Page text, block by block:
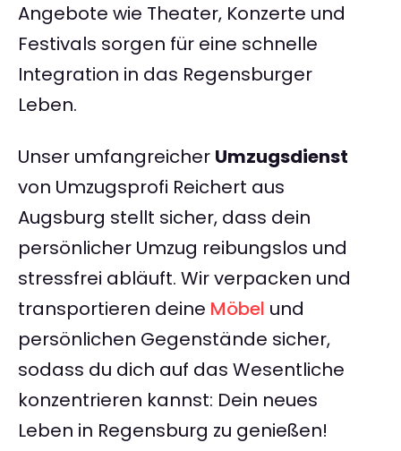
Angebote wie Theater, Konzerte und
Festivals sorgen für eine schnelle
Integration in das Regensburger
Leben.
Unser umfangreicher Umzugsdienst
von Umzugsprofi Reichert aus
Augsburg stellt sicher, dass dein
persönlicher Umzug reibungslos und
stressfrei abläuft. Wir verpacken und
transportieren deine Möbel und
persönlichen Gegenstände sicher,
sodass du dich auf das Wesentliche
konzentrieren kannst: Dein neues
Leben in Regensburg zu genießen!